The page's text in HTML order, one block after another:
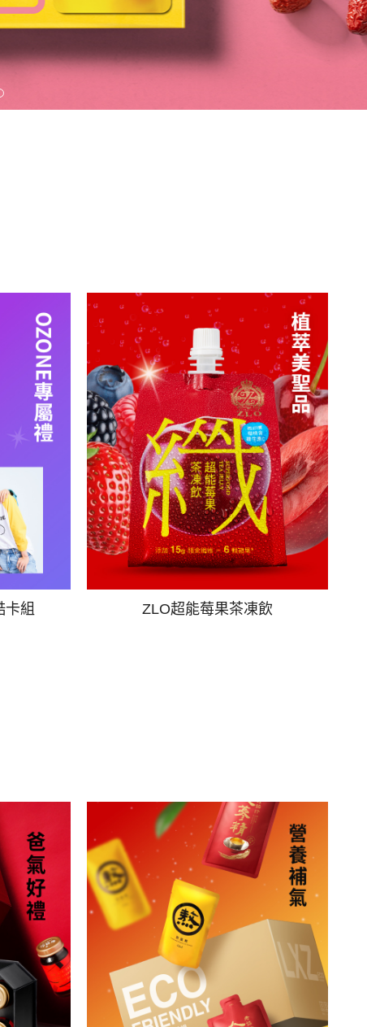
卡組 ZLO超能莓果茶凍飲